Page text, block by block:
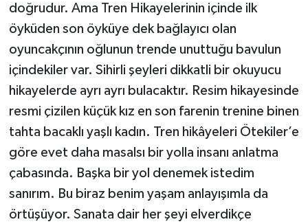
doğrudur. Ama Tren Hikayelerinin içinde ilk
öyküden son öyküye dek bağlayıcı olan
oyuncakçının oğlunun trende unuttuğu bavulun
içindekiler var. Sihirli şeyleri dikkatli bir okuyucu
hikayelerde ayrı ayrı bulacaktır. Resim hikayesinde
resmi çizilen küçük kız en son farenin trenine binen
tahta bacaklı yaşlı kadın. Tren hikâyeleri Ötekiler’e
göre evet daha masalsı bir yolla insanı anlatma
çabasında. Başka bir yol denemek istedim
sanırım. Bu biraz benim yaşam anlayışımla da
örtüşüyor. Sanata dair her şeyi elverdikçe